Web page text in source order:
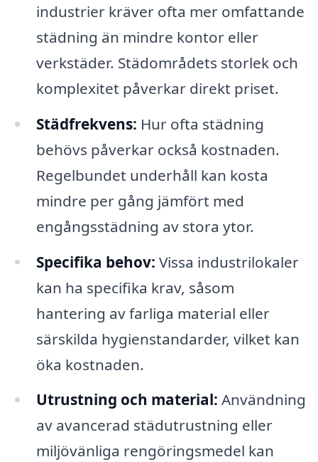
industrier kräver ofta mer omfattande
städning än mindre kontor eller
verkstäder. Städområdets storlek och
komplexitet påverkar direkt priset.
Städfrekvens: Hur ofta städning
behövs påverkar också kostnaden.
Regelbundet underhåll kan kosta
mindre per gång jämfört med
engångsstädning av stora ytor.
Specifika behov: Vissa industrilokaler
kan ha specifika krav, såsom
hantering av farliga material eller
särskilda hygienstandarder, vilket kan
öka kostnaden.
Utrustning och material: Användning
av avancerad städutrustning eller
miljövänliga rengöringsmedel kan